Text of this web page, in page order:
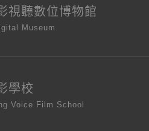
視聽數位博物館
Museum
學校
Voice Film School